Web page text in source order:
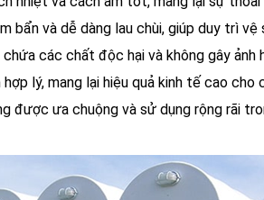
bẩn và dễ dàng lau chùi, giúp duy trì vệ
các chất độc hại và không gây
lý, mang lại hiệu quả kinh tế cao cho
được ưa chuộng và sử dụng rộng rãi